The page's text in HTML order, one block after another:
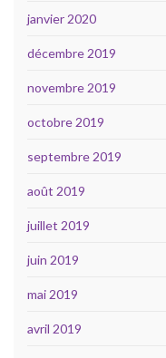
janvier 2020
décembre 2019
novembre 2019
octobre 2019
septembre 2019
août 2019
juillet 2019
juin 2019
mai 2019
avril 2019